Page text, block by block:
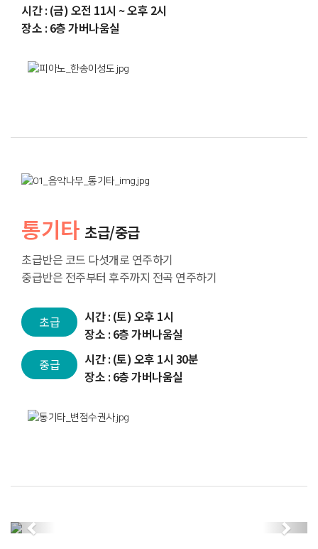
시간 : (금) 오전 11시 ~ 오후 2시
장소 : 6층 가버나움실
통기타 초급/중급
초급반은 코드 다섯개로 연주하기
중급반은 전주부터 후주까지 전곡 연주하기
초급
시간 : (토) 오후 1시
장소 : 6층 가버나움실
중급
시간 : (토) 오후 1시 30분
장소 : 6층 가버나움실
Previous Next